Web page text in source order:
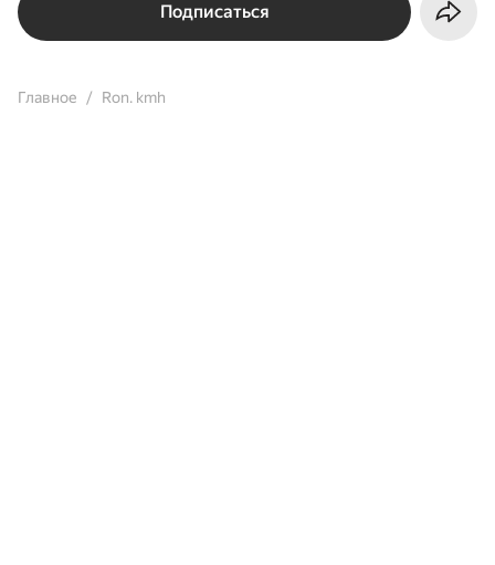
Подписаться
Главное Ron. kmh